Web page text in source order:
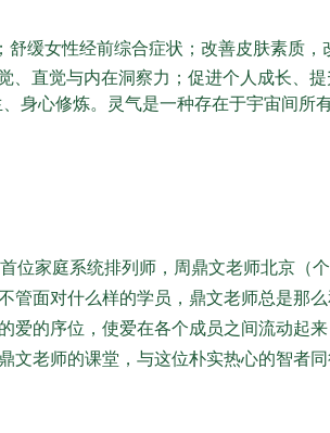
舒缓女性经前综合症状；改善皮肤素质，
直觉与内在洞察力；促进个人成长、
身心修炼。灵气是一种存在于宇宙间所
位家庭系统排列师，周鼎文老师北京（
管面对什么样的学员，鼎文老师总是那
爱的序位，使爱在各个成员之间流动起
文老师的课堂，与这位朴实热心的智者